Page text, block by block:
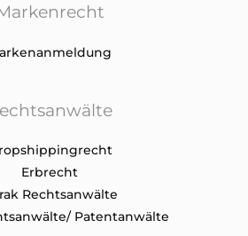
Erbrecht
Rechtsanwälte
Patentanwälte